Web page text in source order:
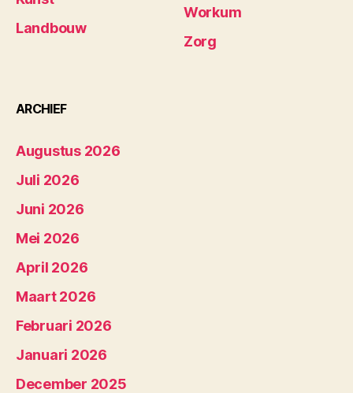
Landbouw
Workum
Zorg
ARCHIEF
Augustus 2026
Juli 2026
Juni 2026
Mei 2026
April 2026
Maart 2026
Februari 2026
Januari 2026
December 2025